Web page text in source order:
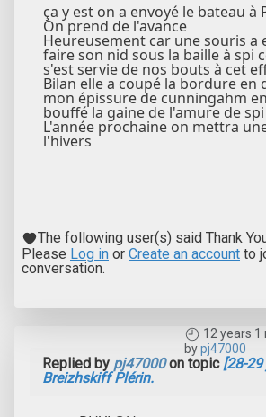
ça y est on a envoyé le bateau à
On prend de l'avance
Heureusement car une souris a
faire son nid sous la baille à spi
s'est servie de nos bouts à cet
Bilan elle a coupé la bordure en
mon épissure de cunningahm
bouffé la gaine de l'amure de spi
L'année prochaine on mettra
l'hivers
The following user(s) said Thank
Please Log in or Create an account to
conversation.
12 years 1
bypj47000
Replied by pj47000on topic [28-
Breizhskiff Plérin.